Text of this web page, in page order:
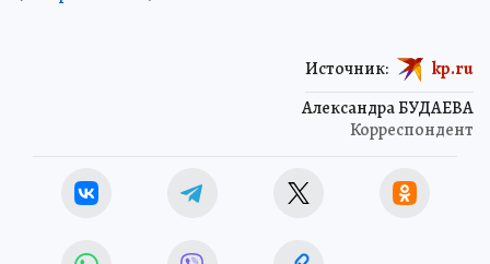
Александра БУДАЕВА
Корреспондент
Источник: kp.ru